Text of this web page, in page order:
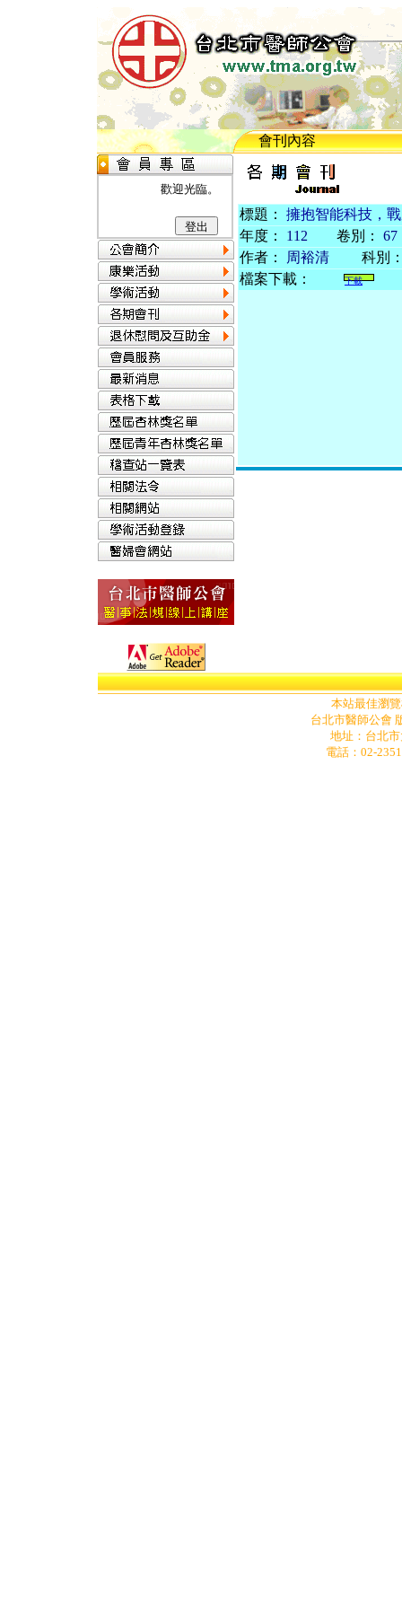
會刊內容
歡迎光臨。
標題： 擁抱智能科技，
年度： 112 卷別： 67
作者：
周裕清
科別
檔案下載：
下載
本站最佳瀏
台北市醫師公會
地址 ： 台北
電話：02-